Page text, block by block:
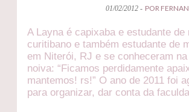
01/02/2012 - POR
A Layna é capixaba e estudante
curitibano e também estudante de
em Niterói, RJ e se conheceram
noiva: “Ficamos perdidamente
mantemos! rs!” O ano de 2011 foi
para organizar, dar conta da